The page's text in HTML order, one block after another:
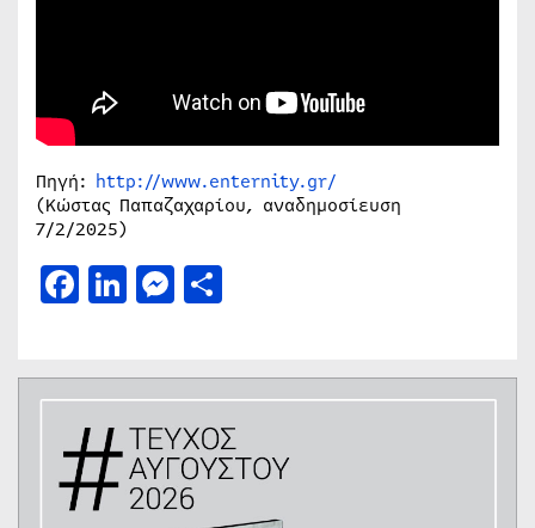
Πηγή: http://www.enternity.gr/
(Κώστας Παπαζαχαρίου, αναδημοσίευση
7/2/2025)
Facebook
LinkedIn
Messenger